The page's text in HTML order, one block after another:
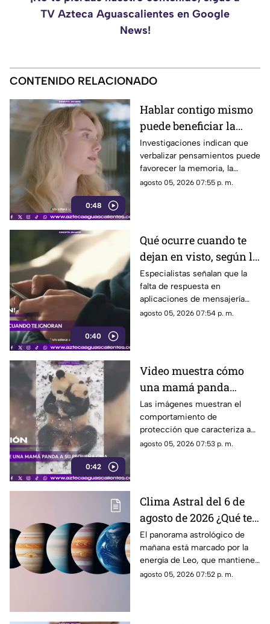
TV Azteca Aguascalientes en Google
News!
CONTENIDO RELACIONADO
0:48
Hablar contigo mismo
puede beneficiar la
concentración y la
memoria
Investigaciones indican que
verbalizar pensamientos puede
favorecer la memoria, la
planificación y el manejo de
agosto 05, 2026 07:55 p. m.
0:40
Qué ocurre cuando te
dejan en visto, según la
psicología
Especialistas señalan que la
falta de respuesta en
aplicaciones de mensajería
puede tener efectos
agosto 05, 2026 07:54 p. m.
0:42
Video muestra cómo
una mamá panda
protege a su cría
Las imágenes muestran el
comportamiento de
protección que caracteriza a
las pandas gigantes durante los
agosto 05, 2026 07:53 p. m.
Clima Astral del 6 de
agosto de 2026 ¿Qué te
depara la energía del
día?
El panorama astrológico de
mañana está marcado por la
energía de Leo, que mantiene
el enfoque en la creatividad, la
agosto 05, 2026 07:52 p. m.